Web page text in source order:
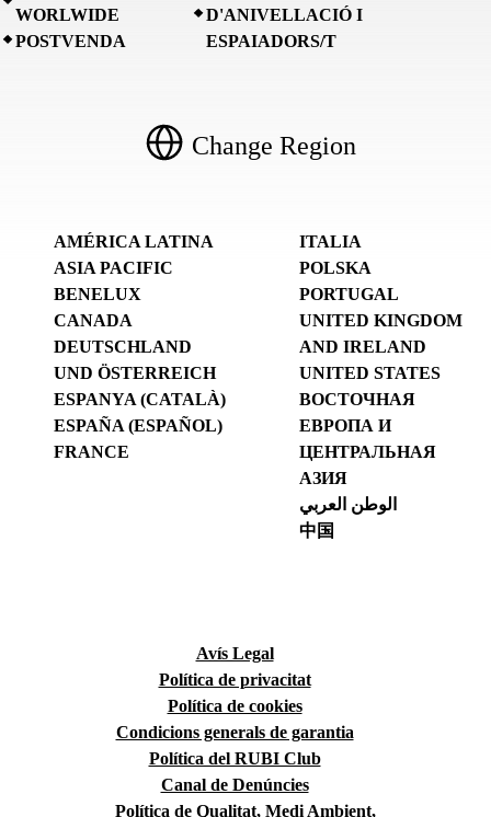
WORLWIDE
POSTVENDA
D'ANIVELLACIÓ I
ESPAIADORS/T
Change Region
AMÉRICA LATINA
ASIA PACIFIC
BENELUX
CANADA
DEUTSCHLAND
UND ÖSTERREICH
ESPANYA (CATALÀ)
ESPAÑA (ESPAÑOL)
FRANCE
ITALIA
POLSKA
PORTUGAL
UNITED KINGDOM
AND IRELAND
UNITED STATES
ВОСТОЧНАЯ
ЕВРОПА И
ЦЕНТРАЛЬНАЯ
АЗИЯ
الوطن العربي
中国
Avís Legal
Política de privacitat
Política de cookies
Condicions generals de garantia
Política del RUBI Club
Canal de Denúncies
Política de Qualitat, Medi Ambient,